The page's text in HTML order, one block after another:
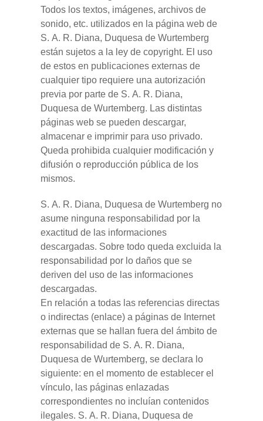
Todos los textos, imágenes, archivos de
sonido, etc. utilizados en la página web de
S. A. R. Diana, Duquesa de Wurtemberg
están sujetos a la ley de copyright. El uso
de estos en publicaciones externas de
cualquier tipo requiere una autorización
previa por parte de S. A. R. Diana,
Duquesa de Wurtemberg. Las distintas
páginas web se pueden descargar,
almacenar e imprimir para uso privado.
Queda prohibida cualquier modificación y
difusión o reproducción pública de los
mismos.
S. A. R. Diana, Duquesa de Wurtemberg no
asume ninguna responsabilidad por la
exactitud de las informaciones
descargadas. Sobre todo queda excluida la
responsabilidad por lo daños que se
deriven del uso de las informaciones
descargadas.
En relación a todas las referencias directas
o indirectas (enlace) a páginas de Internet
externas que se hallan fuera del ámbito de
responsabilidad de S. A. R. Diana,
Duquesa de Wurtemberg, se declara lo
siguiente: en el momento de establecer el
vínculo, las páginas enlazadas
correspondientes no incluían contenidos
ilegales. S. A. R. Diana, Duquesa de